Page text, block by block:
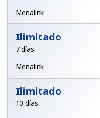
Menalink
Ilimitado
7 días
Menalink
Ilimitado
10 días